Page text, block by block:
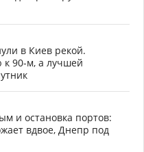
в Киев рекой.
к 90-м, а лучшей
и остановка портов:
вдвое, Днепр под